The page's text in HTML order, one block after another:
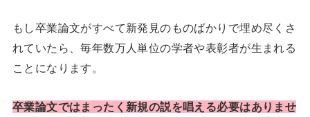
もし卒業論文がすべて新発見のものばかりで埋め尽くさ
れていたら、毎年数万人単位の学者や表彰者が生まれる
ことになります。
卒業論文ではまったく新規の説を唱える必要はありませ